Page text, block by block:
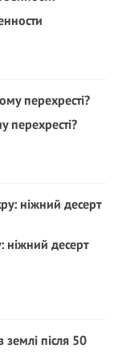
перехресті?
ніжний десерт